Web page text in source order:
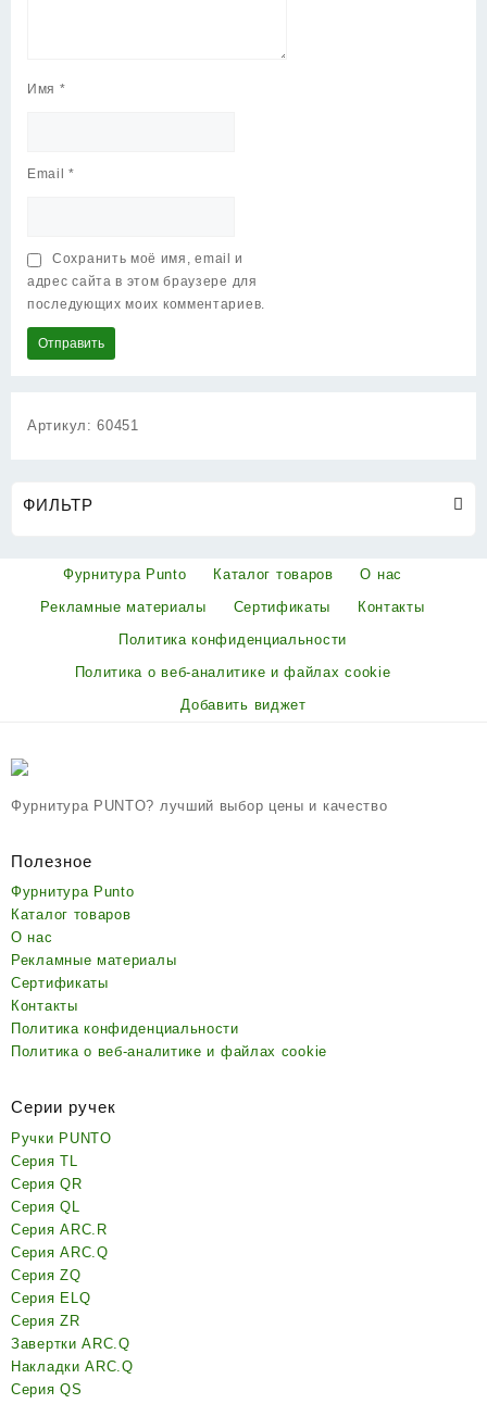
Имя *
Email*
Сохранить моё имя, email и
адрес сайта в этом браузере для
последующих моих комментариев.
Артикул:60451
ФИЛЬТР
Фурнитура Punto Каталог товаров
О нас
Рекламные материалы
Сертификаты
Контакты
Политика конфиденциальности
Политика о веб-аналитике и файлах cookie
Добавить виджет
Фурнитура PUNTO? лучший выбор цены и качество
Полезное
Фурнитура Punto
Каталог товаров
О нас
Рекламные материалы
Сертификаты
Контакты
Политика конфиденциальности
Политика о веб-аналитике и файлах cookie
Серии ручек
Ручки PUNTO
Серия TL
Серия QR
Серия QL
Серия ARC.R
Серия ARC.Q
Серия ZQ
Серия ELQ
Серия ZR
Завертки ARC.Q
Накладки ARC.Q
Серия QS